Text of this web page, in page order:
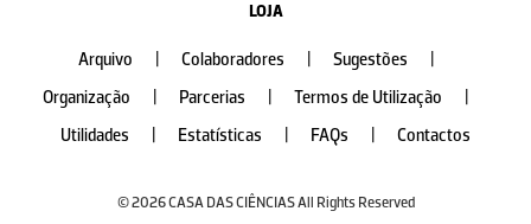
LOJA
Arquivo Colaboradores Sugestões
Organização
Parcerias Termos de Utilização
Utilidades
Estatísticas FAQs Contactos
© 2026 CASA DAS CIÊNCIAS All Rights Reserved